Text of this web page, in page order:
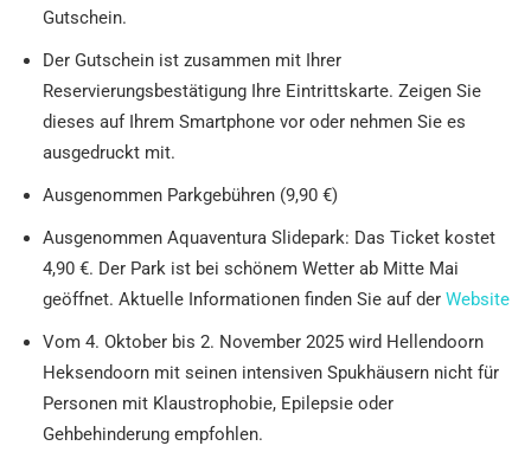
Gutschein.
Der Gutschein ist zusammen mit Ihrer
Reservierungsbestätigung Ihre Eintrittskarte. Zeigen Sie
dieses auf Ihrem Smartphone vor oder nehmen Sie es
ausgedruckt mit.
Ausgenommen Parkgebühren (9,90 €)
Ausgenommen Aquaventura Slidepark: Das Ticket kostet
4,90 €. Der Park ist bei schönem Wetter ab Mitte Mai
geöffnet. Aktuelle Informationen finden Sie auf derWebsite
Vom 4. Oktober bis 2. November 2025 wird Hellendoorn
Heksendoorn mit seinen intensiven Spukhäusern nicht für
Personen mit Klaustrophobie, Epilepsie oder
Gehbehinderung empfohlen.